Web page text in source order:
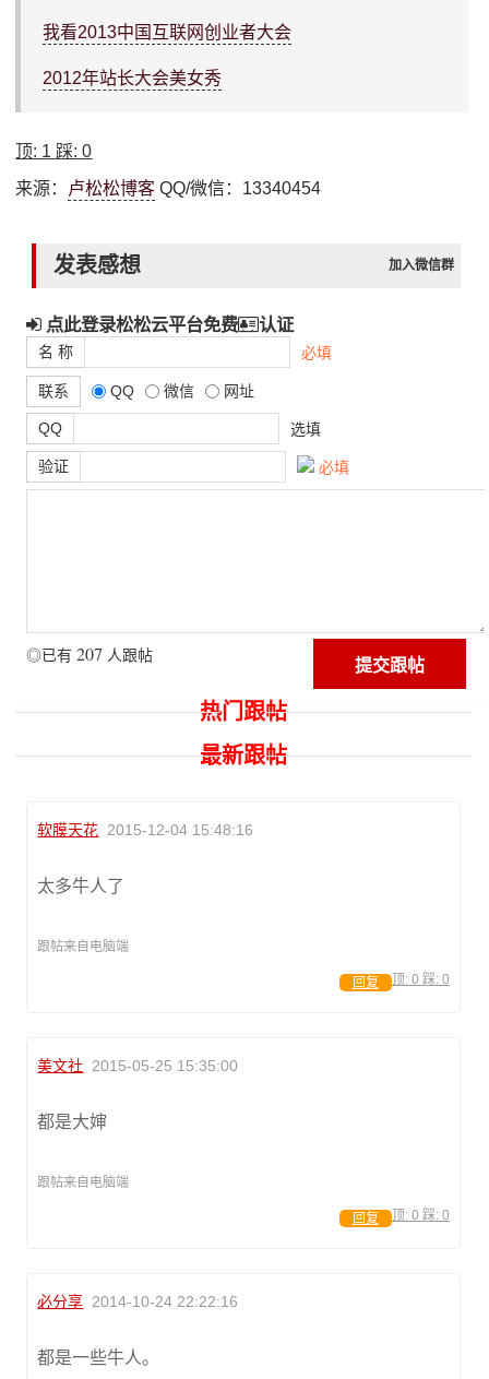
我看2013中国互联网创业者大会
2012年站长大会美女秀
顶: 1 踩:0
来源： 卢松松博客 QQ/微信：13340454
发表感想 加入微信群
点此登录松松云平台免费 认证
名 称 必填
联系 QQ 微信 网址
QQ 选填
验证 必填
◎已有 207 人跟帖
热门跟帖
最新跟帖
软膜天花 2015-12-04 15:48:16
太多牛人了
跟帖来自电脑端
顶: 0 踩: 0
回复
美文社 2015-05-25 15:35:00
都是大婶
跟帖来自电脑端
顶: 0 踩: 0
回复
必分享 2014-10-24 22:22:16
都是一些牛人。